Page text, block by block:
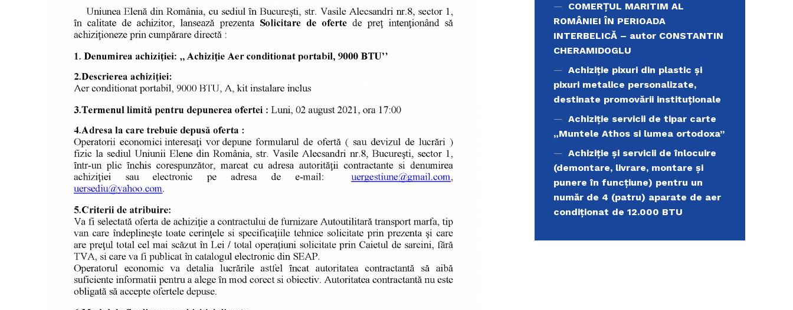
COMERŢUL MARITIM AL
ROMÂNIEI ÎN PERIOADA
INTERBELICĂ – autor CONSTANTIN
CHERAMIDOGLU
Achiziţie pixuri din plastic și
pixuri metalice personalizate,
destinate promovării instituționale
Achiziție servicii de tipar carte
„Muntele Athos si lumea ortodoxa’’
Achiziție și servicii de înlocuire
(demontare, livrare, montare și
punere în funcțiune) pentru un
număr de 4 (patru) aparate de aer
condiționat de 12.000 BTU